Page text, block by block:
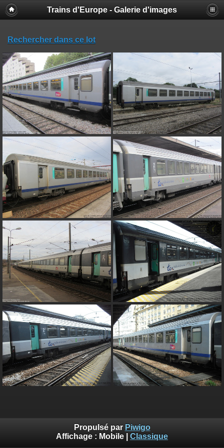
Trains d'Europe - Galerie d'images
Rechercher dans ce lot
Propulsé par Piwigo
Affichage : Mobile Classique